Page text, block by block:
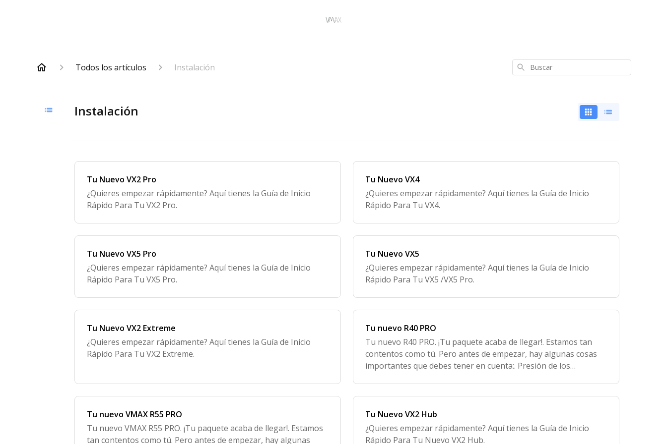
Todos los artículos Instalación Buscar
Instalación
Tu Nuevo VX2 Pro
¿Quieres empezar rápidamente? Aquí tienes la Guía de Inicio
Rápido Para Tu VX2 Pro.
Tu Nuevo VX4
¿Quieres empezar rápidamente? Aquí tienes la Guía de Inicio
Rápido Para Tu VX4.
Tu Nuevo VX5 Pro
¿Quieres empezar rápidamente? Aquí tienes la Guía de Inicio
Rápido Para Tu VX5 Pro.
Tu Nuevo VX5
¿Quieres empezar rápidamente? Aquí tienes la Guía de Inicio
Rápido Para Tu VX5 /VX5 Pro.
Tu Nuevo VX2 Extreme
¿Quieres empezar rápidamente? Aquí tienes la Guía de Inicio
Rápido Para Tu VX2 Extreme.
Tu nuevo R40 PRO
Tu nuevo R40 PRO. ¡Tu paquete acaba de llegar!. Estamos tan
contentos como tú. Pero antes de empezar, hay algunas cosas
importantes que debes tener en cuenta:. Presión de los
Tu nuevo VMAX R55 PRO
Tu nuevo VMAX R55 PRO. ¡Tu paquete acaba de llegar!. Estamos
tan contentos como tú. Pero antes de empezar, hay algunas
Tu Nuevo VX2 Hub
¿Quieres empezar rápidamente? Aquí tienes la Guía de Inicio
Rápido Para Tu Nuevo VX2 Hub.